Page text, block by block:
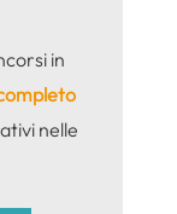
in
nelle